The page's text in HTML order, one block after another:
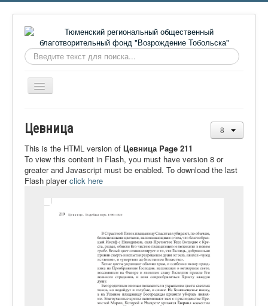
Искать...
Включить/
выключить
О фонде
Онлайн библиотека
Видеоматериалы
Контакты
Сайт проекта Достоевский
Ермаковополе.рф
Цевница
This is the HTML version of Цевница Page 211
To view this content in Flash, you must have version 8 or
greater and Javascript must be enabled. To download the last
Flash playerclick here